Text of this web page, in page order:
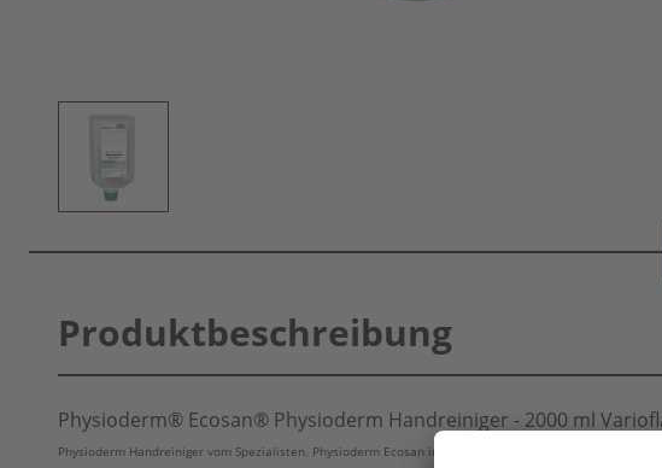
Produktbeschreibung
Physioderm® Ecosan® Physioderm Handreiniger - 2000 ml
Physioderm Handreiniger vom Spezialisten. Physioderm Ecosan in der 2000 ml Varioflasche zu TOP